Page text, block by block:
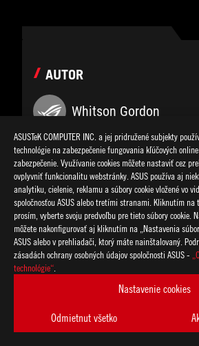
ASUSTeK COMPUTER INC. a jej pridružené subjekty
technológie na zabezpečenie fungovania kľúčových
zabezpečenie. Využívanie cookies môžete nastaviť cez
ovplyvniť funkcionalitu webstránky. ASUS používa aj
analytiku, cielenie, reklamu a súbory cookie vložené vo
spoločnosťou ASUS alebo tretími stranami. Kliknutím na
prosím, vyberte svoju predvoľbu pre tieto súbory cookie.
môžete nakonfigurovať aj kliknutím na „Nastavenia
ASUS alebo v prehliadači, ktorý máte nainštalovaný.
zásadách ochrany osobných údajov spoločnosti ASUS -
technológie“
Nastavenie cookies
Odmietnut všetko
AUTOR
Whitson Gordon
ZDIEĽAŤ NA
KATEGÓRIA